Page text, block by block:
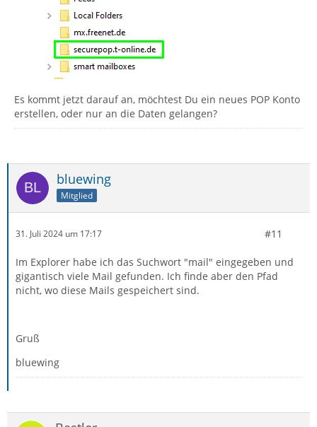
Es kommt jetzt darauf an, möchtest Du ein neues POP Konto
erstellen, oder nur an die Daten gelangen?
bluewing
Mitglied
31. Juli 2024 um 17:17 #11
Im Explorer habe ich das Suchwort "mail" eingegeben und
gigantisch viele Mail gefunden. Ich finde aber den Pfad
nicht, wo diese Mails gespeichert sind.
Gruß
bluewing